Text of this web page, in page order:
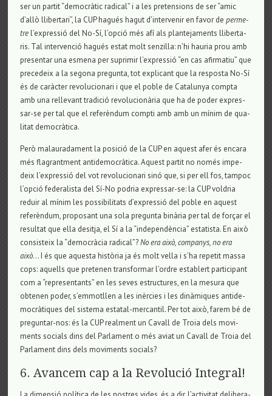
ser un par­tit “democràtic radi­cal” i a les pre­ten­si­ons de ser “amic
d’allò lli­ber­tari”, la CUP hagués hagut d’inter­ve­nir en favor deper­me­
trel’expressió del No-Sí, l’opció més afí als plan­te­ja­ments lli­ber­ta­
ris. Tal inter­venció hagués estat molt sen­zi­lla: n’hi hau­ria prou amb
pre­sen­tar una esmena per supri­mir l’expressió “en cas afir­ma­tiu” que
pre­ce­deix a la segona pre­gunta, tot expli­cant que la res­posta No-Sí
és de caràcter revo­lu­ci­o­nari i que el poble de Cata­lu­nya compta
amb una relle­vant tra­dició revo­lu­cionària que ha de poder expres­
sar-se per tal que el referèndum compti amb amb un mínim de qua­
li­tat democràtica.
Però malau­ra­da­ment la posició de la CUP en aquest afer és encara
més fla­grant­ment anti­de­mocràtica. Aquest par­tit no només impe­
deix l’expressió del vot revo­lu­ci­o­nari sinó que, si per ell fos, tam­poc
l’opció fede­ra­lista del Sí-No podria expres­sar-se: la CUP vol­dria
reduir al mínim les pos­si­bi­li­tats d’expressió del poble en aquest
referèndum, pro­po­sant una sola pre­gunta binària per tal de forçar el
resul­tat que ella desitja, el Sí a la “inde­pendència” esta­tista. En això
con­sis­teix la “democràcia radi­cal”?No era això, com­panys, no era
això… I és que aquesta història ja és molt vella i s’ha repe­tit massa
cops: aquells que pre­te­nen trans­for­mar l’ordre esta­blert par­ti­ci­pant
com a “repre­sen­tants” en les seves estruc­tu­res, en la mesura que
obte­nen poder, s’emmot­llen a les inèrcies i les dinàmiques anti­de­
mocràtiques del sis­tema esta­tal-mer­can­til. Per tot això, farem bé de
pre­gun­tar-nos: és la CUP real­ment un Cavall de Troia dels movi­
ments soci­als dins del Par­la­ment o més aviat un Cavall de Troia del
Par­la­ment dins dels movi­ments soci­als?
6. Avancem cap a la Revolució Integral!